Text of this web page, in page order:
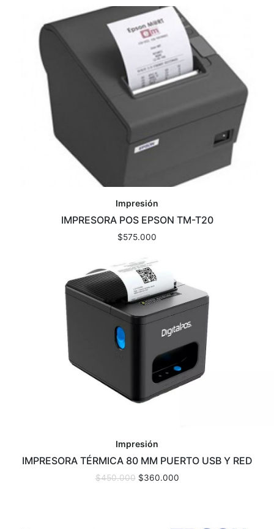
Impresión
IMPRESORA POS EPSON TM-T20
$575.000
Impresión
IMPRESORA TÉRMICA 80 MM PUERTO USB Y RED
$450.000 $360.000